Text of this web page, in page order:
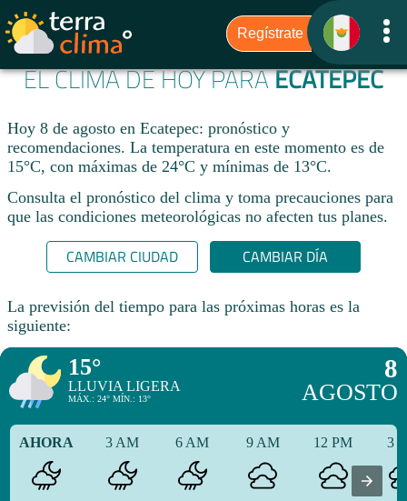
EL CLIMA DE HOY PARAECATEPEC
Hoy 8 de agosto en Ecatepec: pronóstico y
recomendaciones. La temperatura en este momento es de
15°C, con máximas de 24°C y mínimas de 13°C.
Consulta el pronóstico del clima y toma precauciones para
que las condiciones meteorológicas no afecten tus planes.​
CAMBIAR CIUDAD CAMBIAR DÍA
La previsión del tiempo para las próximas horas es la
siguiente:
15°
LLUVIA LIGERA
MÁX.: 24° MÍN.: 13°
8
AGOSTO
AHORA 3 AM 6 AM 9 AM 12 PM 3